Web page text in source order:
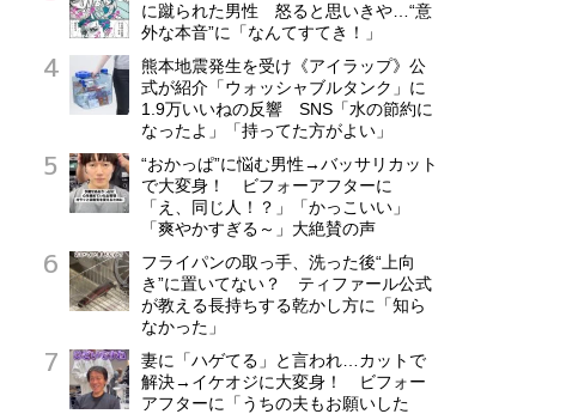
に蹴られた男性 怒ると思いきや…“意
外な本音”に「なんてすてき！」
熊本地震発生を受け《アイラップ》公
式が紹介「ウォッシャブルタンク」に
1.9万いいねの反響 SNS「水の節約に
なったよ」「持ってた方がよい」
“おかっぱ”に悩む男性→バッサリカット
で大変身！ ビフォーアフターに
「え、同じ人！？」「かっこいい」
「爽やかすぎる～」大絶賛の声
フライパンの取っ手、洗った後“上向
き”に置いてない？ ティファール公式
が教える長持ちする乾かし方に「知ら
なかった」
妻に「ハゲてる」と言われ…カットで
解決→イケオジに大変身！ ビフォー
アフターに「うちの夫もお願いした